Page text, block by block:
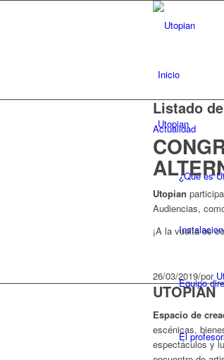
Inicio
Utopian
¿Qué es
Equipo
El
Listado
Actualidad
Utopian
Audiencias,
¡A la vuelta os
26/03/2019/por
UTOPIAN
Espacio de
escénicas,
espectáculos y